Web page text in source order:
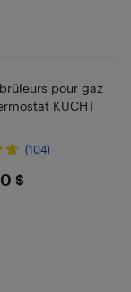
pour gaz
KUCHT
(104)
$